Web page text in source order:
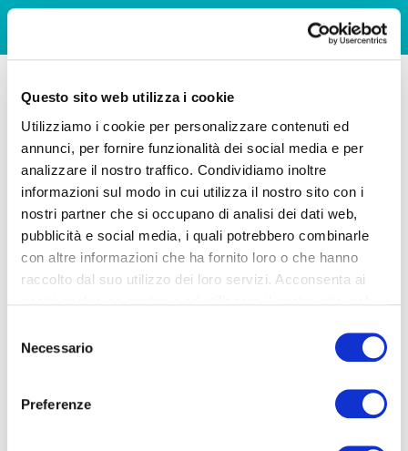
Questo sito web utilizza i cookie
Utilizziamo i cookie per personalizzare contenuti ed
annunci, per fornire funzionalità dei social media e per
analizzare il nostro traffico. Condividiamo inoltre
informazioni sul modo in cui utilizza il nostro sito con i
nostri partner che si occupano di analisi dei dati web,
pubblicità e social media, i quali potrebbero combinarle
con altre informazioni che ha fornito loro o che hanno
raccolto dal suo utilizzo dei loro servizi. Acconsenta ai
delNecessario
Preferenze